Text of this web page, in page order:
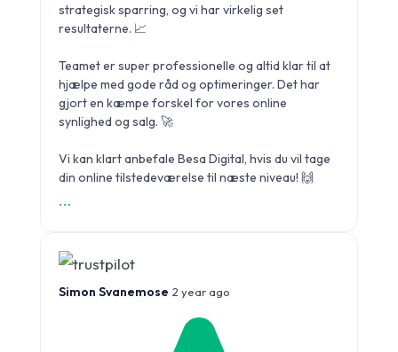
strategisk sparring, og vi har virkelig set
resultaterne. 📈
Teamet er super professionelle og altid klar til at
hjælpe med gode råd og optimeringer. Det har
gjort en kæmpe forskel for vores online
synlighed og salg. 🚀
Vi kan klart anbefale Besa Digital, hvis du vil tage
din online tilstedeværelse til næste niveau! 🙌
...
Simon Svanemose 2 year ago